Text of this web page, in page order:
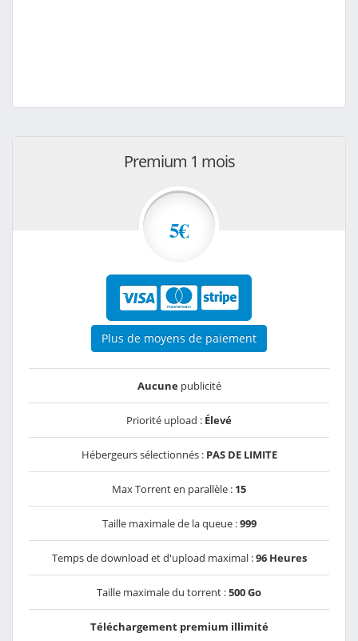
Premium 1 mois
5€
Plus de moyens de paiement
Aucunepublicité
Priorité upload : Élevé
Hébergeurs sélectionnés : PAS DE LIMITE
Max Torrent en parallèle : 15
Taille maximale de la queue :999
Temps de download et d'upload maximal :96 Heures
Taille maximale du torrent :500 Go
Téléchargement premium illimité